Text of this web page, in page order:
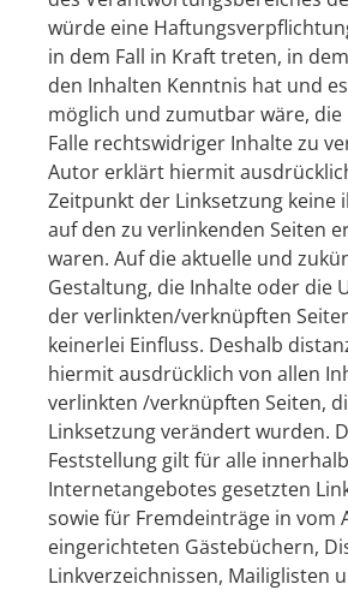
würde eine
in dem Fall in Kraft treten, in
den Inhalten Kenntnis hat und
möglich und zumutbar wäre,
Falle rechtswidriger Inhalte zu
Autor erklärt hiermit
Zeitpunkt der Linksetzung keine
auf den zu verlinkenden Seiten
waren. Auf die aktuelle und
Gestaltung, die Inhalte oder die
der verlinkten/verknüpften
keinerlei Einfluss. Deshalb
hiermit ausdrücklich von allen
verlinkten /verknüpften Seiten,
Linksetzung verändert wurden.
Feststellung gilt für alle
Internetangebotes gesetzten
sowie für Fremdeinträge in vom
eingerichteten Gästebüchern,
Linkverzeichnissen, Mailiglisten